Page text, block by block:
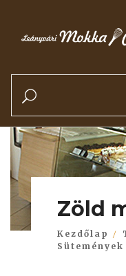
Zöld
Kezdőlap
Sütemények